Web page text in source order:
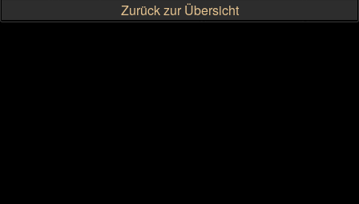
Zurück zur Übersicht